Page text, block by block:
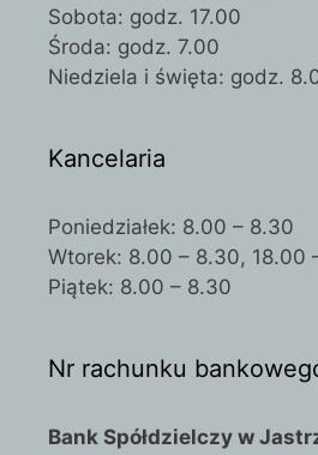
Sobota: godz. 17.00
Środa: godz. 7.00
Niedziela i święta: godz.
Kancelaria
Poniedziałek: 8.00 – 8.30
Wtorek: 8.00 – 8.30, 18.00
Piątek: 8.00 – 8.30
Nr rachunku
Bank Spółdzielczy w